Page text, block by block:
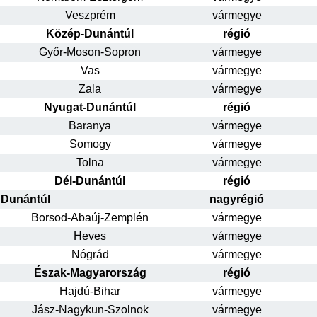
Veszprém
vármegye
Közép-Dunántúl
régió
Győr-Moson-Sopron
vármegye
Vas
vármegye
Zala
vármegye
Nyugat-Dunántúl
régió
Baranya
vármegye
Somogy
vármegye
Tolna
vármegye
Dél-Dunántúl
régió
Dunántúl
nagyrégió
Borsod-Abaúj-Zemplén
vármegye
Heves
vármegye
Nógrád
vármegye
Észak-Magyarország
régió
Hajdú-Bihar
vármegye
Jász-Nagykun-Szolnok
vármegye